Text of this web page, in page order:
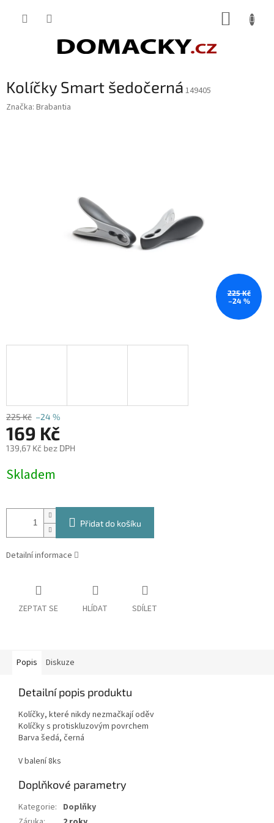
Kolíčky Smart šedočerná 149405
Značka: Brabantia
225 Kč
–24 %
225 Kč –24 %
169 Kč
139,67 Kč bez DPH
cena:
Skladem
Přidat do košíku
Detailní informace
ZEPTAT SE HLÍDAT SDÍLET
Popis Diskuze
Detailní popis produktu
Kolíčky, které nikdy nezmačkají oděv
Kolíčky s protiskluzovým povrchem
Barva šedá, černá
V balení 8ks
Doplňkové parametry
Kategorie: Doplňky